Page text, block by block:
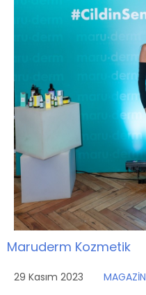
Maruderm Kozmetik
29 Kasım 2023 MAGAZİN